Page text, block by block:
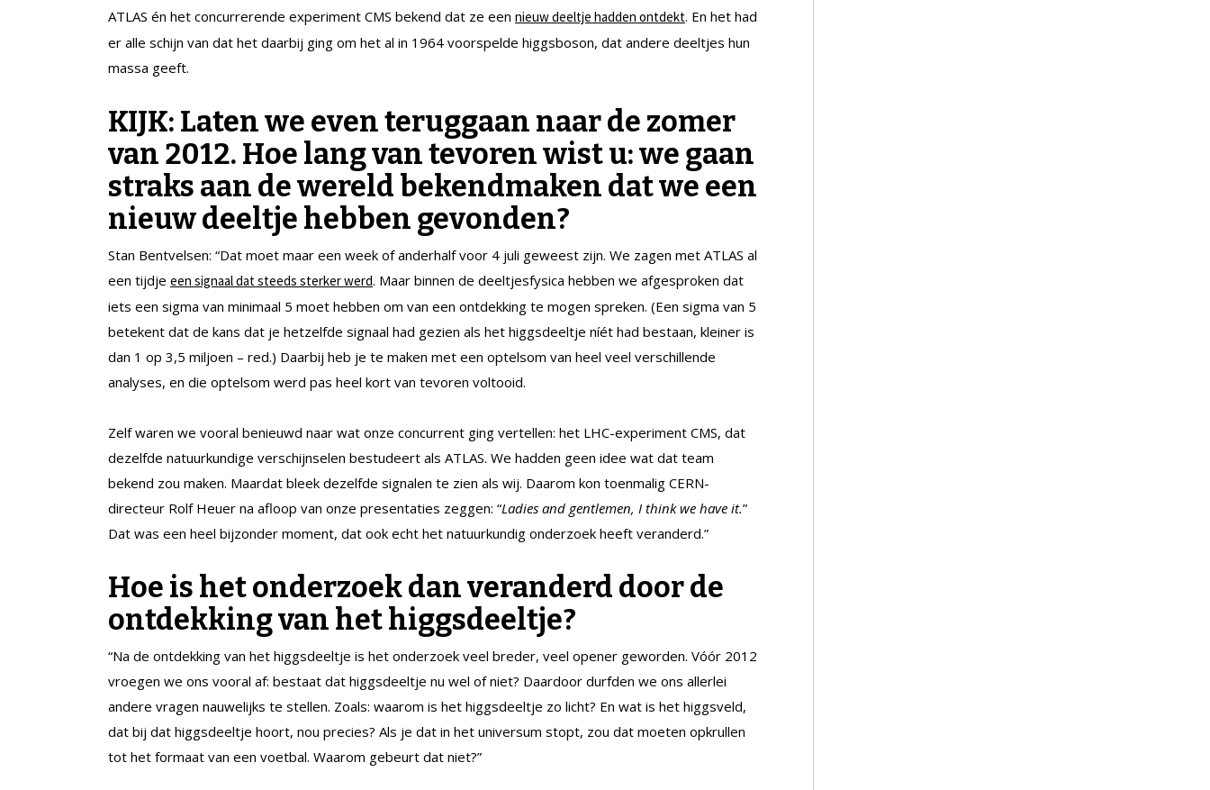
ATLAS én het concurrerende experiment CMS bekend dat ze een nieuw deeltje hadden ontdekt. En het had
er alle schijn van dat het daarbij ging om het al in 1964 voorspelde higgsboson, dat andere deeltjes hun
massa geeft.
KIJK: Laten we even teruggaan naar de zomer
van 2012. Hoe lang van tevoren wist u: we gaan
straks aan de wereld bekendmaken dat we een
nieuw deeltje hebben gevonden?
Stan Bentvelsen: “Dat moet maar een week of anderhalf voor 4 juli geweest zijn. We zagen met ATLAS al
een tijdje een signaal dat steeds sterker werd. Maar binnen de deeltjesfysica hebben we afgesproken dat
iets een sigma van minimaal 5 moet hebben om van een ontdekking te mogen spreken. (Een sigma van 5
betekent dat de kans dat je hetzelfde signaal had gezien als het higgsdeeltje níét had bestaan, kleiner is
dan 1 op 3,5 miljoen – red.) Daarbij heb je te maken met een optelsom van heel veel verschillende
analyses, en die optelsom werd pas heel kort van tevoren voltooid.
Zelf waren we vooral benieuwd naar wat onze concurrent ging vertellen: het LHC-experiment CMS, dat
dezelfde natuurkundige verschijnselen bestudeert als ATLAS. We hadden geen idee wat dat team
bekend zou maken. Maardat bleek dezelfde signalen te zien als wij. Daarom kon toenmalig CERN-
directeur Rolf Heuer na afloop van onze presentaties zeggen: “Ladies and gentlemen, I think we have it.”
Dat was een heel bijzonder moment, dat ook echt het natuurkundig onderzoek heeft veranderd.”
Hoe is het onderzoek dan veranderd door de
ontdekking van het higgsdeeltje?
“Na de ontdekking van het higgsdeeltje is het onderzoek veel breder, veel opener geworden. Vóór 2012
vroegen we ons vooral af: bestaat dat higgsdeeltje nu wel of niet? Daardoor durfden we ons allerlei
andere vragen nauwelijks te stellen. Zoals: waarom is het higgsdeeltje zo licht? En wat is het higgsveld,
dat bij dat higgsdeeltje hoort, nou precies? Als je dat in het universum stopt, zou dat moeten opkrullen
tot het formaat van een voetbal. Waarom gebeurt dat niet?”